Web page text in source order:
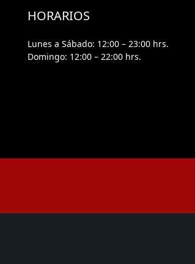
HORARIOS
Lunes a Sábado: 12:00 – 23:00 hrs.
Domingo: 12:00 – 22:00 hrs.